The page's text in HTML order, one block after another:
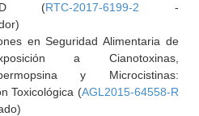
(RTC-2017-6199-2 -
en Seguridad Alimentaria de
a Cianotoxinas,
y Microcistinas:
Toxicológica (AGL2015-64558-R